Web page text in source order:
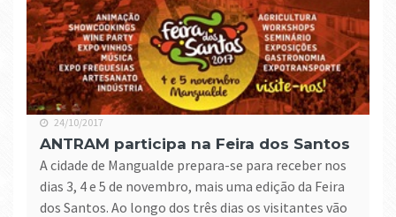
24/10/2017
ANTRAM participa na Feira dos Santos
A cidade de Mangualde prepara-se para receber nos
dias 3, 4 e 5 de novembro, mais uma edição da Feira
dos Santos. Ao longo dos três dias os visitantes vão